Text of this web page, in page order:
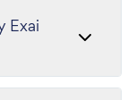
Exai